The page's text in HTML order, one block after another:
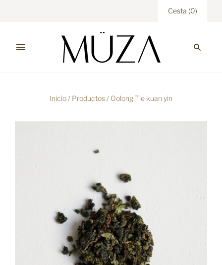
Cesta (0)
Inicio / Productos / Oolong Tie kuan yin